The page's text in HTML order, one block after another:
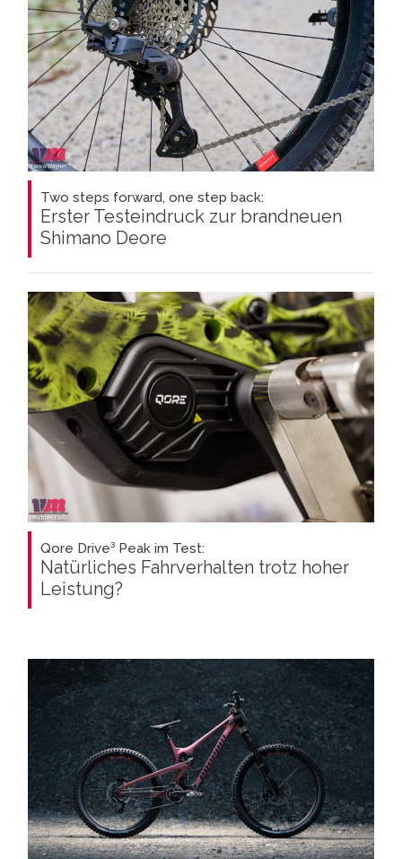
Two steps forward, one step back:
Erster Testeindruck zur brandneuen
Shimano Deore
Qore Drive³ Peak im Test:
Natürliches Fahrverhalten trotz hoher
Leistung?